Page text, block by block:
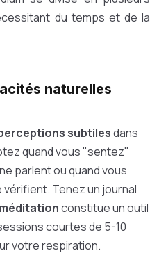
du temps et de la
naturelles
subtilesdans
quand vous "sentez"
parlent ou quand vous
Tenez un journal
méditationconstitue un outil
courtes de 5-10
votre respiration.